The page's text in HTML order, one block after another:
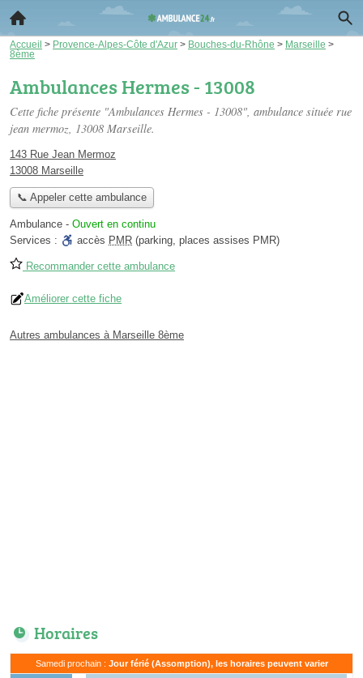
Accueil > Provence-Alpes-Côte d'Azur > Bouches-du-Rhône > Marseille >
8ème
Ambulances Hermes - 13008
Cette fiche présente "Ambulances Hermes - 13008", ambulance située rue
jean mermoz, 13008 Marseille.
143 Rue Jean Mermoz
13008 Marseille
📞 Appeler cette ambulance
Ambulance - Ouvert en continu
Services :
accès PMR (parking, places assises PMR)
Recommander cette ambulance
Améliorer cette fiche
Autres ambulances à Marseille 8ème
Horaires
Samedi prochain : Jour férié (Assomption), les horaires peuvent varier